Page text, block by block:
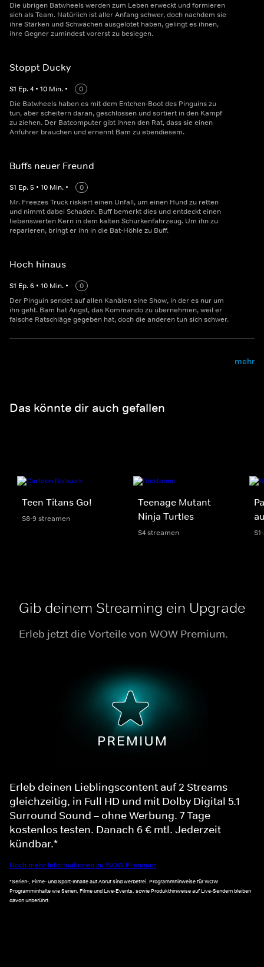
Die übrigen Batwheels werden zum Leben erweckt und formieren
sich als Team. Natürlich ist aller Anfang schwer, doch nachdem sie
ihre Stärken und Schwächen ausgelotet haben, gelingt es ihnen,
ihre Gegner zumindest vorerst zu besiegen.
Stoppt Ducky
S1 Ep.4 • 10 Min. •
0
Die Batwheels haben es mit dem Entchen-Boot des Pinguins zu
tun, aber scheitern daran, geschlossen und sortiert in den Kampf
zu ziehen. Der Batcomputer gibt ihnen den Rat, dass sie einen
Anführer brauchen und ernennt Bam zu ebendiesem.
Buffs neuer Freund
S1 Ep.5 • 10 Min. •
0
Mr. Freezes Truck riskiert einen Unfall, um einen Hund zu retten
und nimmt dabei Schaden. Buff bemerkt dies und entdeckt einen
liebenswerten Kern in dem kalten Schurkenfahrzeug. Um ihn zu
reparieren, bringt er ihn in die Bat-Höhle zu Buff.
Hoch hinaus
S1 Ep.6 • 10 Min. •
0
Der Pinguin sendet auf allen Kanälen eine Show, in der es nur um
ihn geht. Bam hat Angst, das Kommando zu übernehmen, weil er
falsche Ratschläge gegeben hat, doch die anderen tun sich schwer.
mehr
Das könnte dir auch gefallen
Teen Titans Go!
S8-9 streamen
Teenage Mutant
Ninja Turtles
S4 streamen
Gib deinem Streaming ein Upgrade
Erleb jetzt die Vorteile von WOW Premium.
Erleb deinen Lieblingscontent auf 2 Streams
gleichzeitig, in Full HD und mit Dolby Digital 5.1
Surround Sound – ohne Werbung. 7 Tage
kostenlos testen. Danach 6 € mtl. Jederzeit
kündbar.*
Noch mehr Informationen zu WOW Premium
*Serien-, Filme- und Sport-Inhalte auf Abruf sind werbefrei. Programmhinweise für WOW
Programminhalte wie Serien, Filme und Live-Events, sowie Produkthinweise auf Live-Sendern bleiben
davon unberührt.